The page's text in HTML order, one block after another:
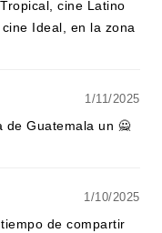
cine Latino
Ideal, en la zona
1/11/2025
de Guatemala un 🙅
1/10/2025
de compartir